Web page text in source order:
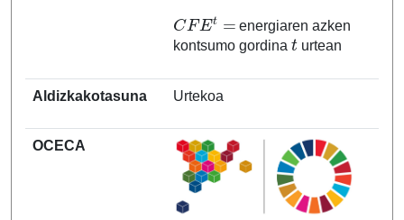
CFEt=
energiaren azken
kontsumo gordina
t
urtean
Aldizkakotasuna Urtekoa
OCECA